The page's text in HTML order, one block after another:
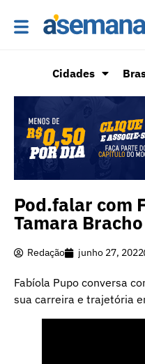
Cidades
Pod.falar com
Tamara Bracho
Redação junho 27, 2022
Fabíola Pupo conversa
sua carreira e trajetória